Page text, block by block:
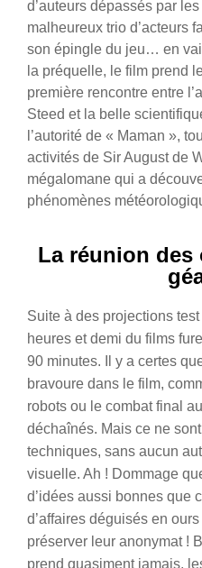
d’auteurs dépassés par
malheureux trio d’acteurs
son épingle du jeu… en
la préquelle, le film prend
première rencontre entre
Steed et la belle
l’autorité de « Maman »,
activités de Sir August de
mégalomane qui a
phénomènes
La réunion des
Suite à des projections
heures et demi du films
90 minutes. Il y a certes
bravoure dans le film,
robots ou le combat final
déchaînés. Mais ce ne
techniques, sans aucun
visuelle. Ah ! Dommage
d’idées aussi bonnes que
d’affaires déguisés en
préserver leur anonymat !
prend quasiment jamais,